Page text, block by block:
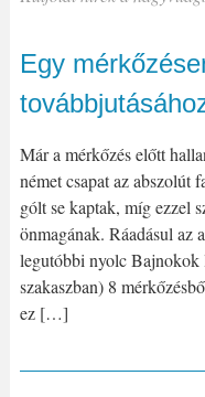
Egy
Már a mérkőzés előtt
német csapat az abszolút
gólt se kaptak, míg ezzel
önmagának. Ráadásul az
legutóbbi nyolc Bajnokok
szakaszban) 8
ez […]